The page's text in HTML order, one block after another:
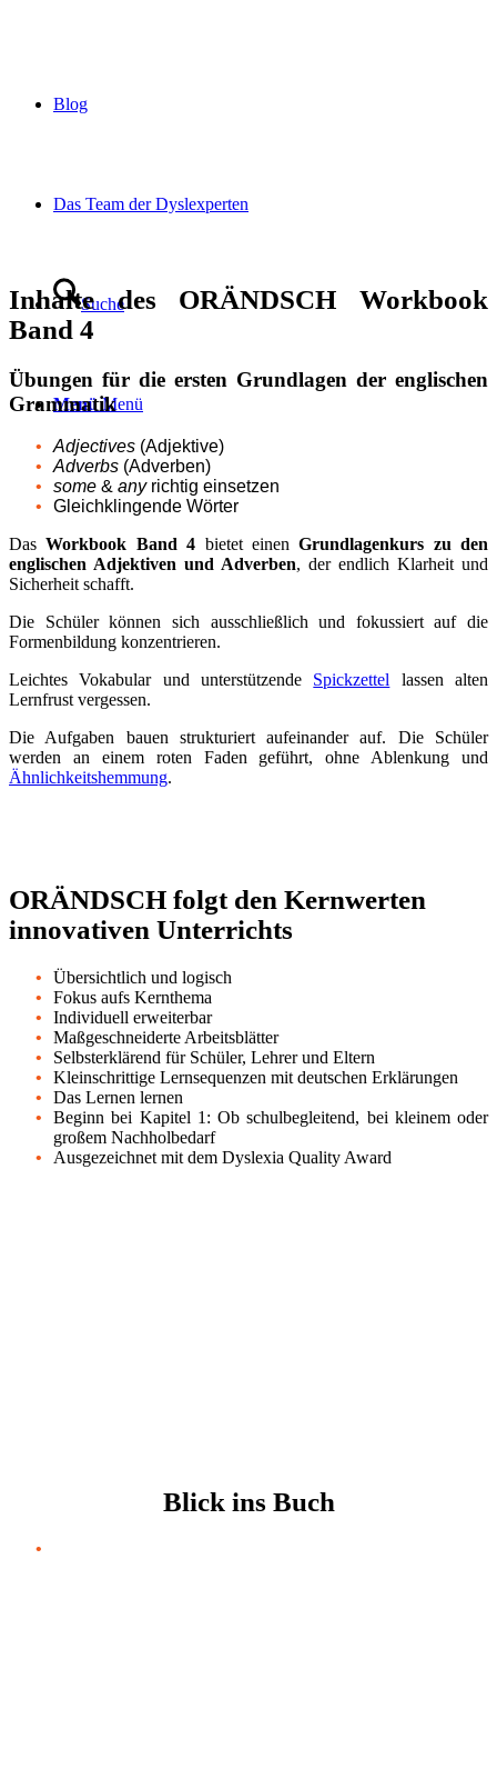
Blog
Das Team der Dyslexperten
Suche
Menü Menü
Inhalte des ORÄNDSCH Workbook
Band 4
Übungen für die ersten Grundlagen der englischen
Grammatik
Adjectives (Adjektive)
Adverbs (Adverben)
some & anyrichtig einsetzen
Gleichklingende Wörter
DasWorkbook Band 4 bietet einenGrundlagenkurs zu den
englischen Adjektiven und Adverben, der endlich Klarheit und
Sicherheit schafft.
Die Schüler können sich ausschließlich und fokussiert auf die
Formenbildung konzentrieren.
Leichtes Vokabular und unterstützende Spickzettel lassen alten
Lernfrust vergessen.
Die Aufgaben bauen strukturiert aufeinander auf. Die Schüler
werden an einem roten Faden geführt, ohne Ablenkung und
Ähnlichkeitshemmung.
ORÄNDSCH folgt den Kernwerten
innovativen Unterrichts
Übersichtlich und logisch
Fokus aufs Kernthema
Individuell erweiterbar
Maßgeschneiderte Arbeitsblätter
Selbsterklärend für Schüler, Lehrer und Eltern
Kleinschrittige Lernsequenzen mit deutschen Erklärungen
Das Lernen lernen
Beginn bei Kapitel 1: Ob schulbegleitend, bei kleinem oder
großem Nachholbedarf
Ausgezeichnet mit dem Dyslexia Quality Award
Blick ins Buch